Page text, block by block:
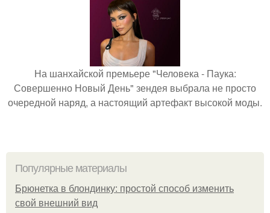
На шанхайской премьере "Человека - Паука:
Совершенно Новый День" зендея выбрала не просто
очередной наряд, а настоящий артефакт высокой моды.
Популярные материалы
Брюнетка в блондинку: простой способ изменить
свой внешний вид